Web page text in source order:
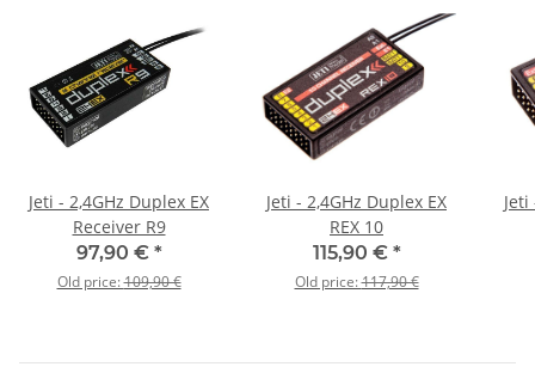
Jeti - 2,4GHz Duplex EX
Receiver R9
97,90 € *
Old price:109,90 €
Jeti - 2,4GHz Duplex EX
REX 10
115,90 € *
Old price:117,90 €
Jeti